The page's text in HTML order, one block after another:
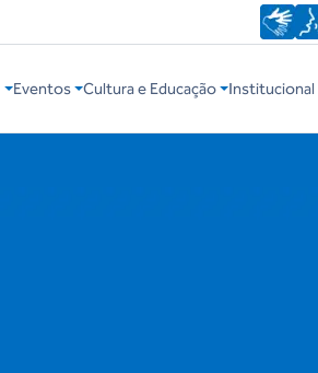
Eventos Cultura e Educação Institucional